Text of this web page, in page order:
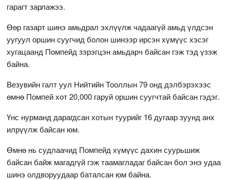
гарагт зарлажээ.
Өөр газарт шинэ амьдрал эхлүүлж чадаагүй амьд үлдсэн
уугуул оршин суугчид болон шинээр ирсэн хүмүүс хэсэг
хугацаанд Помпейд зэрэгцэн амьдарч байсан гэж тэд үзэж
байна.
Везувийн галт уул Нийтийн Тооллын 79 онд дэлбэрэхээс
өмнө Помпей хот 20,000 гаруй оршин суугчтай байсан гэдэг.
Үнс нурманд дарагдсан хотын туурийг 16 дугаар зуунд анх
илрүүлж байсан юм.
Өмнө нь судлаачид Помпейд хүмүүс дахин суурьшиж
байсан байж магадгүй гэж таамагладаг байсан бол энэ удаа
шинэ олдворуудаар баталсан юм байна.